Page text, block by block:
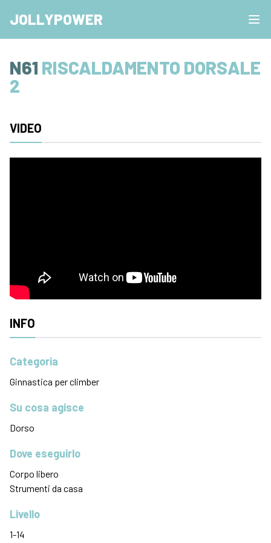
JOLLYPOWER
N61 RISCALDAMENTO DORSALE
2
VIDEO
INFO
Categoria
Ginnastica per climber
Su cosa agisce
Dorso
Dove eseguirlo
Corpo libero
Strumenti da casa
Livello
1-14